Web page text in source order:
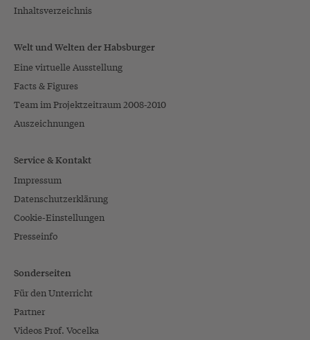
Inhaltsverzeichnis
Welt und Welten der Habsburger
Eine virtuelle Ausstellung
Facts & Figures
Team im Projektzeitraum 2008-2010
Auszeichnungen
Service & Kontakt
Impressum
Datenschutzerklärung
Cookie-Einstellungen
Presseinfo
Sonderseiten
Für den Unterricht
Partner
Videos Prof. Vocelka